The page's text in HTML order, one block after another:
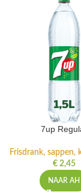
7up
Frisdrank, sappen,
€2,45
NAAR AH